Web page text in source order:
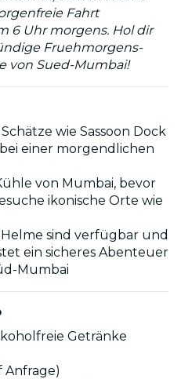
Fahrt
6 Uhr morgens. Hol dir
Fruehmorgens-
von Sued-Mumbai!
wie Sassoon Dock
einer morgendlichen
von Mumbai, bevor
ikonische Orte wie
Helme sind verfügbar und
ein sicheres Abenteuer
Mumbai
Getränke